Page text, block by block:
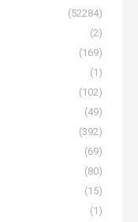
(52284)
(2)
(169)
(1)
(102)
(49)
(392)
(69)
(80)
(15)
(1)